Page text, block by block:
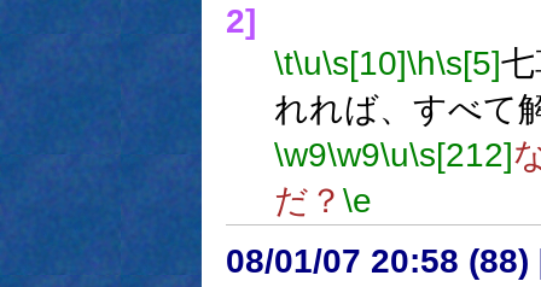
2]
\t\u\s[10]\h\s[5]
れれば、すべて
\w9\w9\u\s[212]
だ？ \e
08/01/07 20:58 (88)